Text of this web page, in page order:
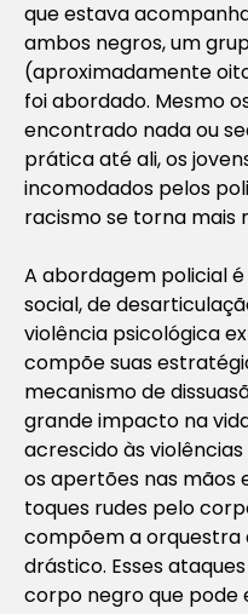
que estava
ambos negros, um
(aproximadamente
foi abordado. Mesmo
encontrado nada ou
prática até ali, os
incomodados pelos
racismo se torna mais
A abordagem policial
social, de
violência psicológica
compõe suas
mecanismo de
grande impacto na
acrescido às
os apertões nas mãos
toques rudes pelo
compõem a orquestra
drástico. Esses
corpo negro que pode